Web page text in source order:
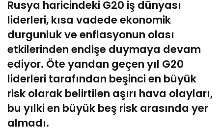
Rusya haricindeki G20 iş dünyası
liderleri, kısa vadede ekonomik
durgunluk ve enflasyonun olası
etkilerinden endişe duymaya devam
ediyor. Öte yandan geçen yıl G20
liderleri tarafından beşinci en büyük
risk olarak belirtilen aşırı hava olayları,
bu yılki en büyük beş risk arasında yer
almadı.